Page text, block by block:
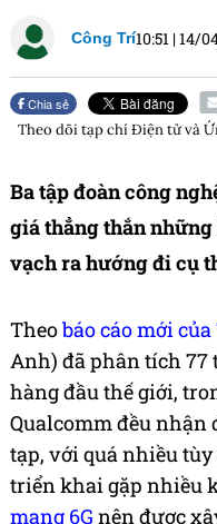
Công Trí10:51 |14/
Chia sẻ
Theo dõi tạp chíĐiện tử và
Ba tập đoàn công
giá thẳng thắn những
vạch ra hướng đi cụ
Theobáo cáo mới
Anh) đã phân tích 77
hàng đầu thế giới,
Qualcomm đều nhận
tạp, với quá nhiều
triển khai gặp nhiều
mạng 6G nên được